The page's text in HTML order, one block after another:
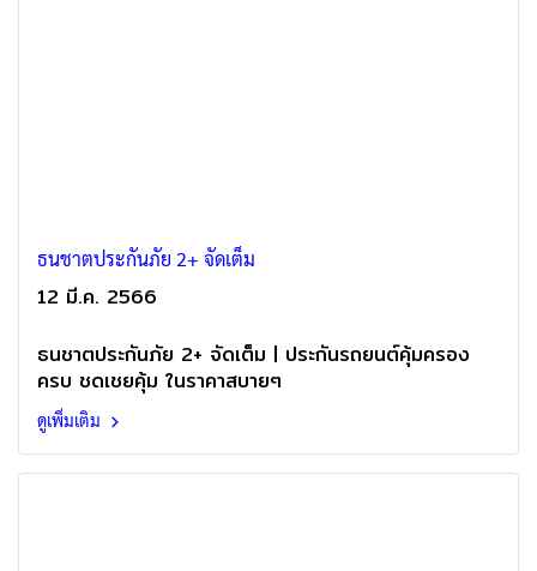
ธนชาตประกันภัย 2+ จัดเต็ม
12 มี.ค. 2566
ธนชาตประกันภัย 2+ จัดเต็ม | ประกันรถยนต์คุ้มครอง
ครบ ชดเชยคุ้ม ในราคาสบายๆ
ดูเพิ่มเติม